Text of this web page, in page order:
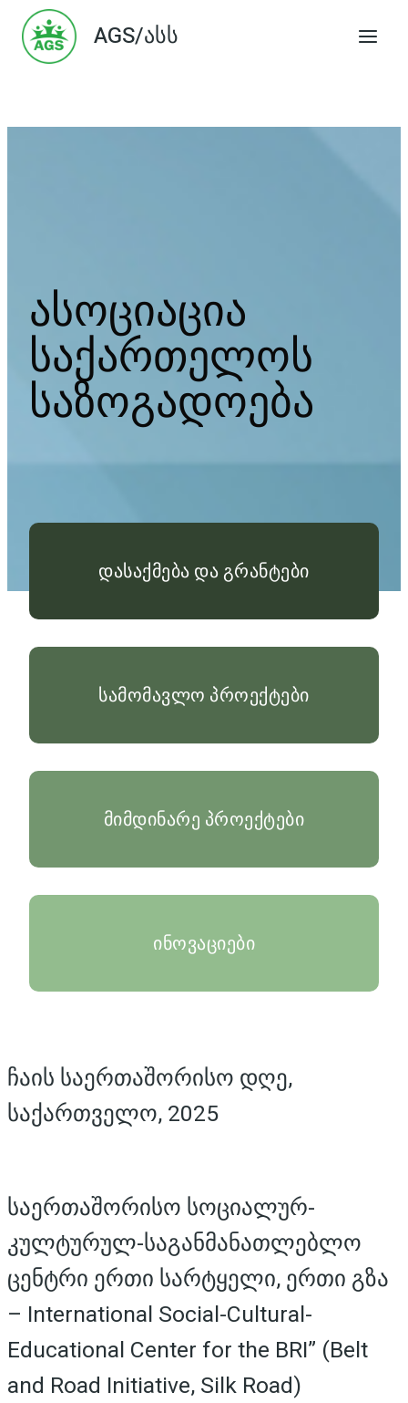
Skip
content
AGS/ასს
ასოციაცია
საქართელოს
საზოგადოება
დასაქმება და გრანტები
სამომავლო პროექტები
მიმდინარე პროექტები
ინოვაციები
ჩაის საერთაშორისო დღე,
საქართველო, 2025
საერთაშორისო სოციალურ-
კულტურულ-საგანმანათლებლო
ცენტრი ერთი სარტყელი, ერთი გზა
– International Social-Cultural-
Educational Center for the BRI” (Belt
and Road Initiative, Silk Road)